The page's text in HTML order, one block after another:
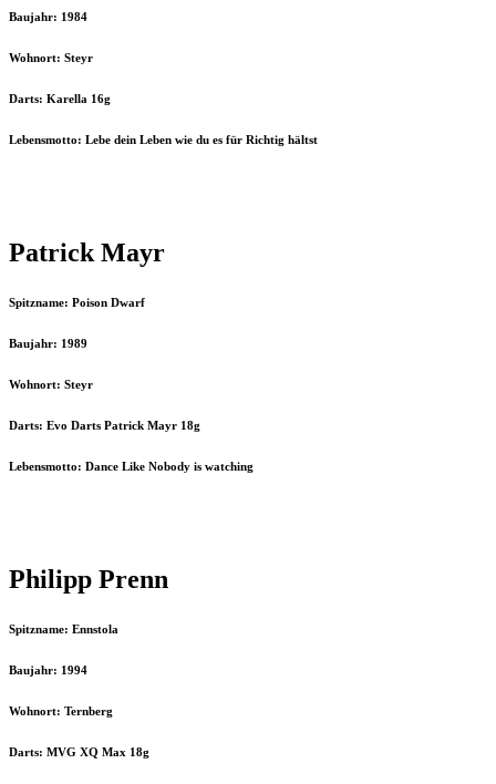
Baujahr: 1984
Wohnort: Steyr
Darts: Karella 16g
Lebensmotto: Lebe dein Leben wie du es für Richtig hältst
Patrick Mayr
Spitzname: Poison Dwarf
Baujahr: 1989
Wohnort: Steyr
Darts: Evo Darts Patrick Mayr 18g
Lebensmotto: Dance Like Nobody is watching
Philipp Prenn
Spitzname: Ennstola
Baujahr: 1994
Wohnort: Ternberg
Darts: MVG XQ Max 18g